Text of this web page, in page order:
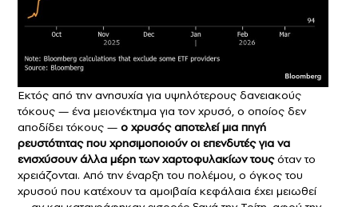
Εκτός από την ανησυχία για υψηλότερους δανειακούς
τόκους — ένα μειονέκτημα για τον χρυσό, ο οποίος δεν
αποδίδει τόκους — ο χρυσόςαποτελεί μια πηγή
ρευστότητας που χρησιμοποιούν οι επενδυτές για να
ενισχύσουν άλλα μέρη των χαρτοφυλακίων τουςόταν το
χρειάζονται. Από την έναρξη του πολέμου, ο όγκος του
χρυσού που κατέχουν τα αμοιβαία κεφάλαια έχει μειωθεί